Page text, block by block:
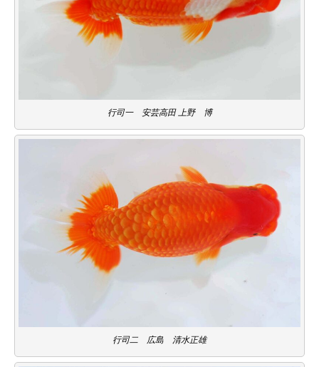
行司一 安芸高田 上野 博
行司二 広島 清水正雄